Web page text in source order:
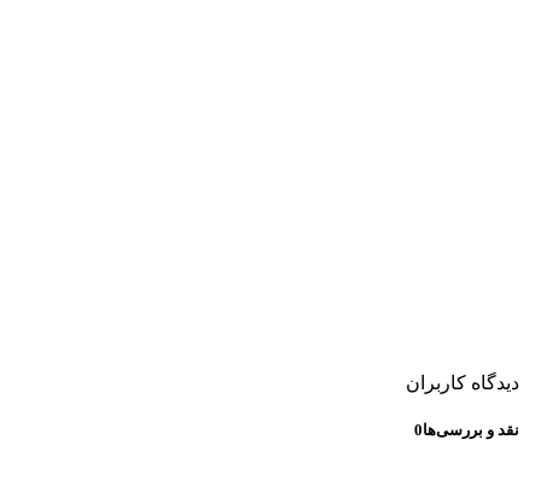
دیدگاه کاربران
نقد و بررسی‌ها 0